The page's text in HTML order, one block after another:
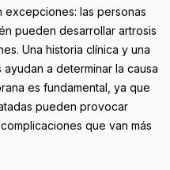
excepciones: las personas
pueden desarrollar artrosis
Una historia clínica y una
a determinar la causa
es fundamental, ya que
pueden provocar
que van más